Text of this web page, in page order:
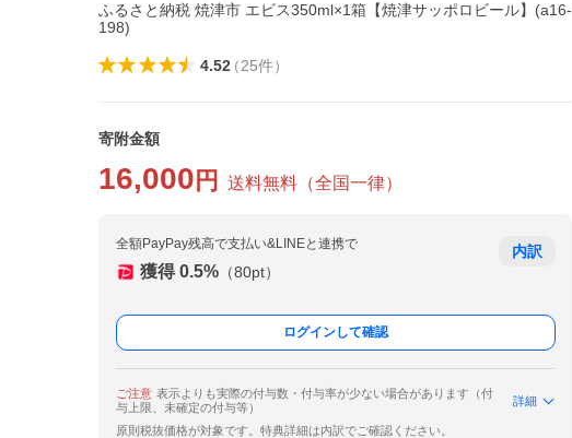
ふるさと納税 焼津市 エビス350ml×1箱【焼津サッポロビール】(a16-
198)
4.52（25件）
寄附金額
16,000 円 送料無料 （全国一律）
全額PayPay残高で支払い&LINEと連携で
獲得 0.5% （80pt）
内訳
ログインして確認
ご注意 表示よりも実際の付与数・付与率が少ない場合があります（付
与上限、未確定の付与等）
詳細
原則税抜価格が対象です。特典詳細は内訳でご確認ください。